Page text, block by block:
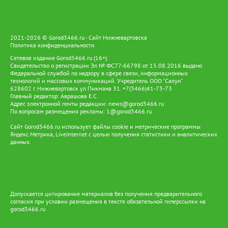
обеспечивают работу телекоммуникационного оборудования,
освещения и бытовых электроприборов. Так цифровая
инфраструктура становится частью более масштабной системы
поддержки коренных народов — от образования и доступа к
услугам до развития традиционных промыслов и сохранения
культурного наследия. Именно такой подход позволяет
сочетать современные технологии с традиционным образом
жизни ханты и манси, давая им возможность жить и трудиться
на земле предков и вести традиционный образ жизни.
2021-2026 © Gorod3466.ru - Сайт Нижневартовска
Политика конфиденциальности
Сетевое издание Gorod3466.ru (16+).
Свидетельство о регистрации Эл № ФС77-66798 от 15.08.2016 выдано
Федеральной службой по надзору в сфере связи, информационных
технологий и массовых коммуникаций. Учредитель ООО "Салун"
628602 г. Нижневартовск ул.Пикмана 31. +7(3466)41-73-73
Главный редактор: Аврашова Е.С.
Адрес электронной почты редакции: news@gorod3466.ru
По вопросам размещения рекламы: 1@gorod3466.ru
Сайт Gorod3466.ru использует файлы cookie и метрические программы
Яндекс.Метрика, LiveInternet с целью получения статистики и аналитических
данных.
Допускается цитирование материалов без получения предварительного
согласия при условии размещения в тексте обязательной гиперссылки на
gorod3466.ru